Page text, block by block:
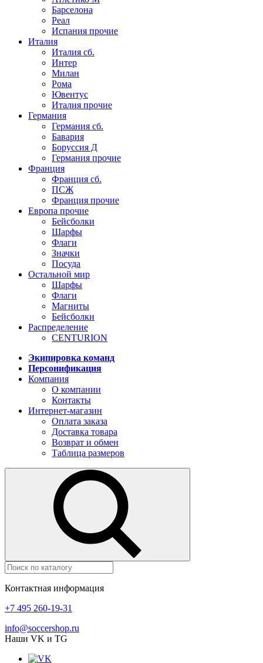
Барселона
Реал
Испания прочие
Италия
Италия сб.
Интер
Милан
Рома
Ювентус
Италия прочие
Германия
Германия сб.
Бавария
Боруссия Д
Германия прочие
Франция
Франция сб.
ПСЖ
Франция прочие
Европа прочие
Бейсболки
Шарфы
Флаги
Значки
Посуда
Остальной мир
Шарфы
Флаги
Магниты
Бейсболки
Распределение
CENTURION
Экипировка команд
Персонификация
Компания
О компании
Контакты
Интернет-магазин
Оплата заказа
Доставка товара
Возврат и обмен
Таблица размеров
Контактная информация
+7 495 260-19-31
info@soccershop.ru
Наши VK и TG